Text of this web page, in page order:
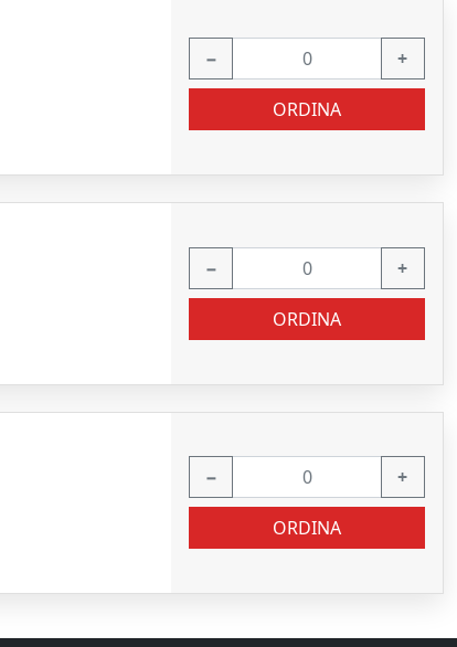
− +
ORDINA
− +
ORDINA
− +
ORDINA